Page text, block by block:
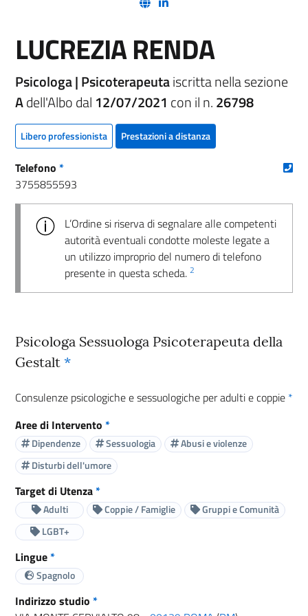
LUCREZIA RENDA
Psicologa | Psicoterapeutaiscritta nella sezione
Adell'Albo dal 12/07/2021 con il n.26798
Libero professionista Prestazioni a distanza
Telefono *
3755855593
L’Ordine si riserva di segnalare alle competenti
autorità eventuali condotte moleste legate a
un utilizzo improprio del numero di telefono
presente in questa scheda. 2
Psicologa Sessuologa Psicoterapeuta della
Gestalt *
Consulenze psicologiche e sessuologiche per adulti e coppie *
Aree di Intervento *
Dipendenze Sessuologia
Abusi e violenze
Disturbi dell'umore
Target di Utenza*
Adulti Coppie / Famiglie
Gruppi e Comunità
LGBT+
Lingue*
Spagnolo
Indirizzo studio *